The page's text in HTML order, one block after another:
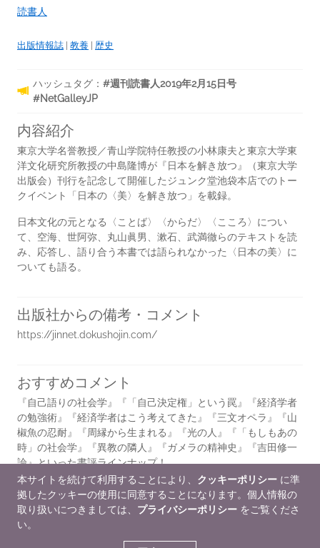
読書人
出版情報誌 | 教養 | 歴史
ハッシュタグ： #週刊読書人2019年2月15日号
#NetGalleyJP
内容紹介
東京大学名誉教授／青山学院特任教授の小林康夫と東京大学東
洋文化研究所教授の中島隆博が『日本を解き放つ』（東京大学
出版会）刊行を記念して開催したジュンク堂池袋本店でのトー
クイベント「日本の〈美〉を解き放つ」を載録。
日本文化の元となる〈ことば〉〈からだ〉〈こころ〉につい
て、空海、世阿弥、丸山眞男、漱石、武満徹らのテキストを読
み、応答し、語り合う本書では語られなかった〈日本の美〉に
ついても語る。
出版社からの備考・コメント
https://jinnet.dokushojin.com/
おすすめコメント
『自己語りの社会学』『「自己決定権」という罠』『経済学者
の勉強術』『経済学者はこう考えてきた』『三文オペラ』『山
椒魚の忍耐』『周縁から生まれる』『光の人』『「もしもあの
時」の社会学』『異教の隣人』『ガメラの精神史』『吉田修一
論』といった書評ラインナップ！
販促プラン
https://jinnet.dokushojin.com/
本サイトを続けて利用することにより、 クッキーポリシー に準
拠したクッキーの使用に同意することになります。個人情報の
取り扱いにつきましては、 プライバシーポリシー をご覧くださ
い。